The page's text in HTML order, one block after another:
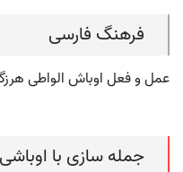
فرهنگ فارسی
عمل و فعل اوباش الواطی
جمله سازی با اوباشی